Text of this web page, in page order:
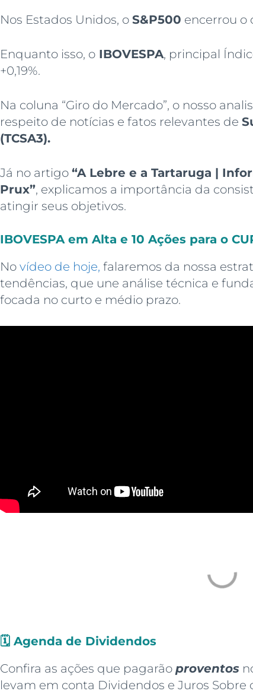
Nos Estados Unidos, o S&P500 encerrou o
Enquanto isso, o IBOVESPA, principal
+0,19%.
Na coluna “Giro do Mercado”, o nosso
respeito de notícias e fatos relevantes de
(TCSA3).
Já no artigo “A Lebre e a Tartaruga |
Prux”, explicamos a importância da
atingir seus objetivos.
IBOVESPA em Alta e 10 Ações para o
No vídeo de hoje, falaremos da nossa
tendências, que une análise técnica e
focada no curto e médio prazo.
🗓️ Agenda de Dividendos
Confira as ações que pagarão proventos
levam em conta Dividendos e Juros Sobre